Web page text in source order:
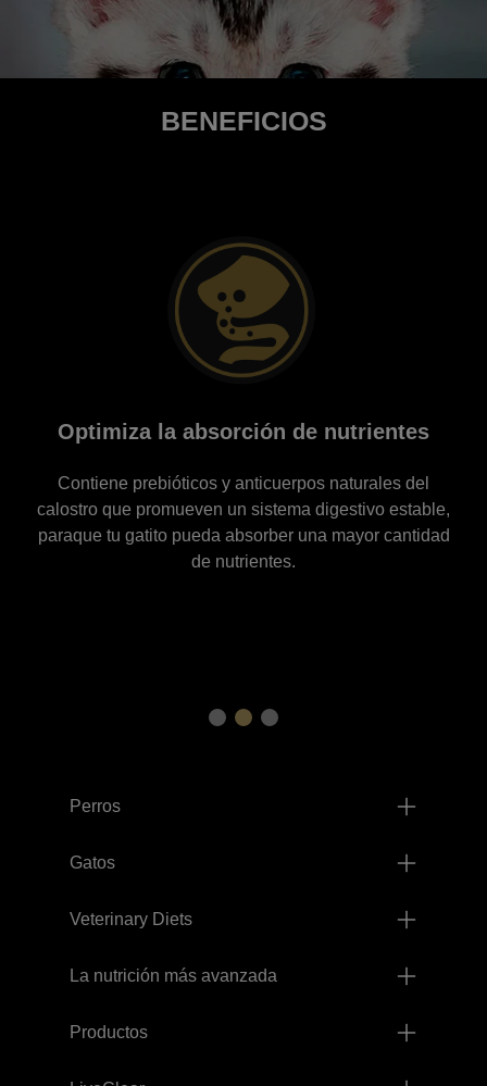
BENEFICIOS
Desarrollo saludable de cerebro y visión
Contiene DHA que estimula el desarrollodel cerebro y
la retina de los gatitos.La Vitamina A y la Taurina
también contribuyen a un desarrollo óptimo de la visión.
Perros
Gatos
Veterinary Diets
La nutrición más avanzada
Productos